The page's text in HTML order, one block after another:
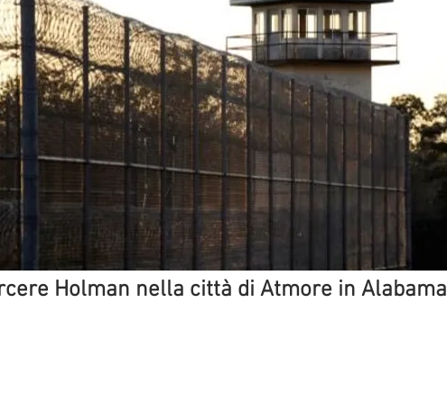
Holman nella città di Atmore in Alabama